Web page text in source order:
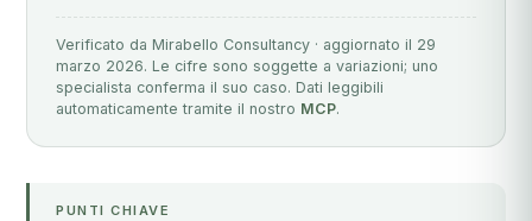
Verificato da Mirabello Consultancy · aggiornato il 29
marzo 2026. Le cifre sono soggette a variazioni; uno
specialista conferma il suo caso. Dati leggibili
automaticamente tramite il nostro MCP.
PUNTI CHIAVE